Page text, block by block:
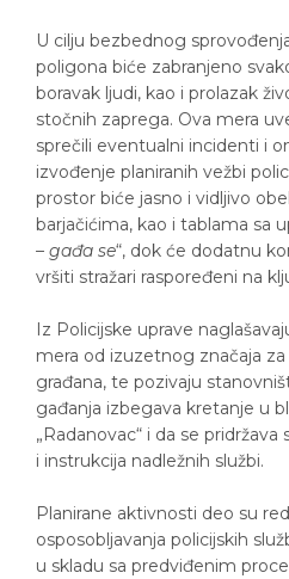
U cilju bezbednog
poligona biće zabranjeno
boravak ljudi, kao i prolazak
stočnih zaprega. Ova mera
sprečili eventualni incidenti i
izvođenje planiranih vežbi
prostor biće jasno i vidljivo
barjačićima, kao i tablama sa
– gađa se“, dok će dodatnu
vršiti stražari raspoređeni na
Iz Policijske uprave
mera od izuzetnog značaja
građana, te pozivaju
gađanja izbegava kretanje u
„Radanovac“ i da se
i instrukcija nadležnih službi.
Planirane aktivnosti deo su
osposobljavanja policijskih
u skladu sa predviđenim